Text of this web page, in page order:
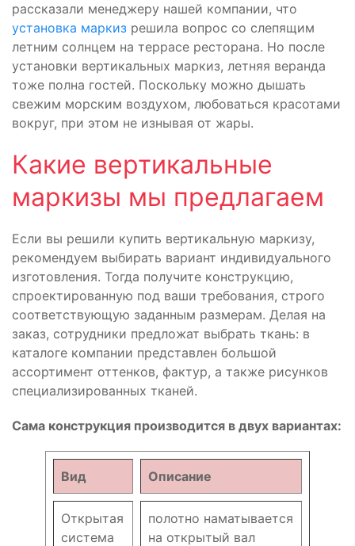
рассказали менеджеру нашей компании, что
установка маркиз решила вопрос со слепящим
летним солнцем на террасе ресторана. Но после
установки вертикальных маркиз, летняя веранда
тоже полна гостей. Поскольку можно дышать
свежим морским воздухом, любоваться красотами
вокруг, при этом не изнывая от жары.
Какие вертикальные
маркизы мы предлагаем
Если вы решили купить вертикальную маркизу,
рекомендуем выбирать вариант индивидуального
изготовления. Тогда получите конструкцию,
спроектированную под ваши требования, строго
соответствующую заданным размерам. Делая на
заказ, сотрудники предложат выбрать ткань: в
каталоге компании представлен большой
ассортимент оттенков, фактур, а также рисунков
специализированных тканей.
Сама конструкция производится в двух вариантах:
Вид Описание
Открытая
система
полотно наматывается
на открытый вал